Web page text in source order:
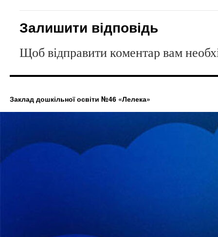
Залишити відповідь
Щоб відправити коментар вам
Заклад дошкільної освіти №46 «Лелека»